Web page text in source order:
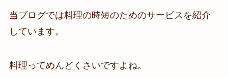
当ブログでは料理の時短のためのサービスを紹介
しています。
料理ってめんどくさいですよね。